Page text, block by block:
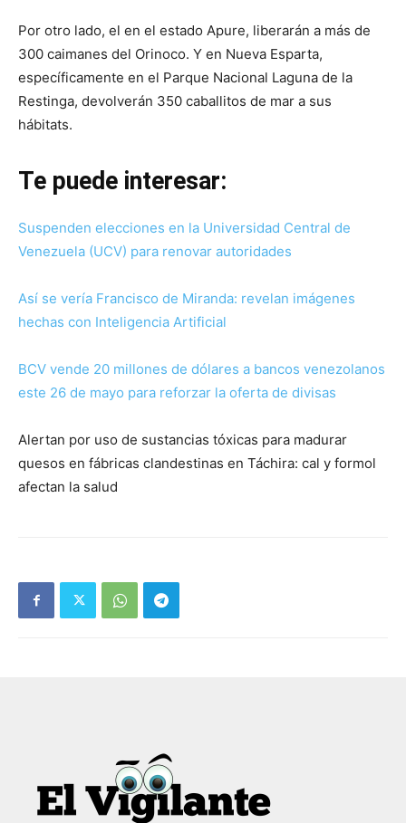
Por otro lado, el en el estado Apure, liberarán a más de
300 caimanes del Orinoco. Y en Nueva Esparta,
específicamente en el Parque Nacional Laguna de la
Restinga, devolverán 350 caballitos de mar a sus
hábitats.
Te puede interesar:
Suspenden elecciones en la Universidad Central de
Venezuela (UCV) para renovar autoridades
Así se vería Francisco de Miranda: revelan imágenes
hechas con Inteligencia Artificial
BCV vende 20 millones de dólares a bancos venezolanos
este 26 de mayo para reforzar la oferta de divisas
Alertan por uso de sustancias tóxicas para madurar
quesos en fábricas clandestinas en Táchira: cal y formol
afectan la salud